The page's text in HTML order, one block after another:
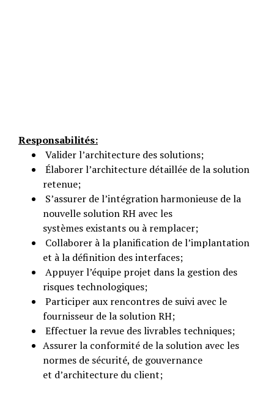
Responsabilités:
Valider l’architecture des solutions;
Élaborer l’architecture détaillée de la solution
retenue;
S’assurer de l’intégration harmonieuse de la
nouvelle solution RH avec les
systèmes existants ou à remplacer;
Collaborer à la planification de l’implantation
et à la définition des interfaces;
Appuyer l’équipe projet dans la gestion des
risques technologiques;
Participer aux rencontres de suivi avec le
fournisseur de la solution RH;
Effectuer la revue des livrables techniques;
Assurer la conformité de la solution avec les
normes de sécurité, de gouvernance
et d’architecture du client;